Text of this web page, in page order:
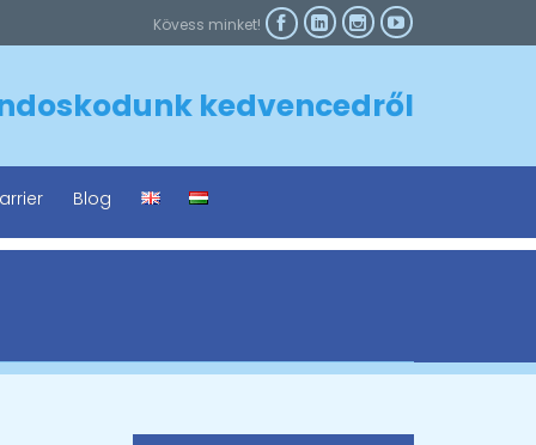
Kövess minket!    
kedvencedről
Blog